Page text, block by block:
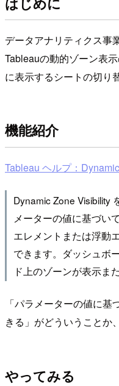
データアナリティクス事
Tableauの動的ゾーン表
に表示するシートの切り
機能紹介
Tableau ヘルプ：
Dynamic Zone Visibility
メーターの値に基づい
エレメントまたは浮動
できます。ダッシュボ
ド上のゾーンが表示ま
「パラメーターの値に
きる」がどういうことか
やってみる